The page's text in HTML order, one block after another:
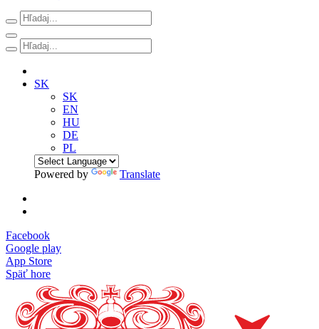
SK
SK
EN
HU
DE
PL
Powered by Translate
Facebook
Google play
App Store
Späť hore